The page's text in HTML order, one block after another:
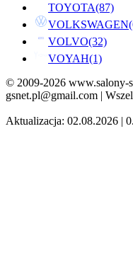
TOYOTA(87)
VOLKSWAGEN
VOLVO(32)
VOYAH(1)
© 2009-2026 www.salony-
gsnet.pl@gmail.com |
Aktualizacja: 02.08.2026 |